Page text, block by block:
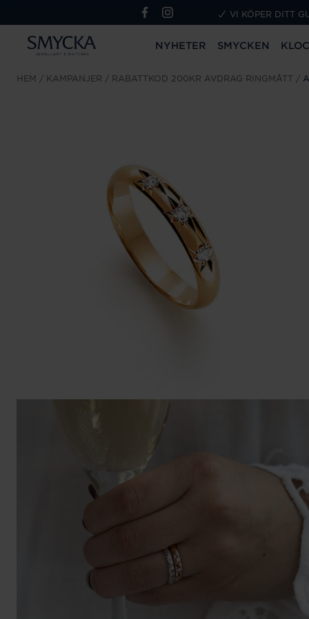
VI KÖPER DITT
NYHETER SMYCKEN
HEM KAMPANJER RABATTKOD 200KR AVDRAG RINGMÅTT